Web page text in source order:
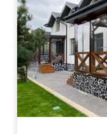
Плівка, яку ми
токсичною. Її
Багато хто з
використовує
Китайську